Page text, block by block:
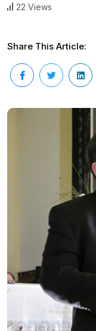
22 Views
Share This Article: